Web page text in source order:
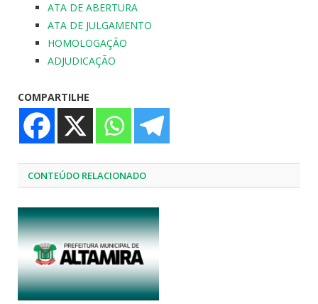
ATA DE ABERTURA
ATA DE JULGAMENTO
HOMOLOGAÇÃO
ADJUDICAÇÃO
COMPARTILHE
CONTEÚDO RELACIONADO